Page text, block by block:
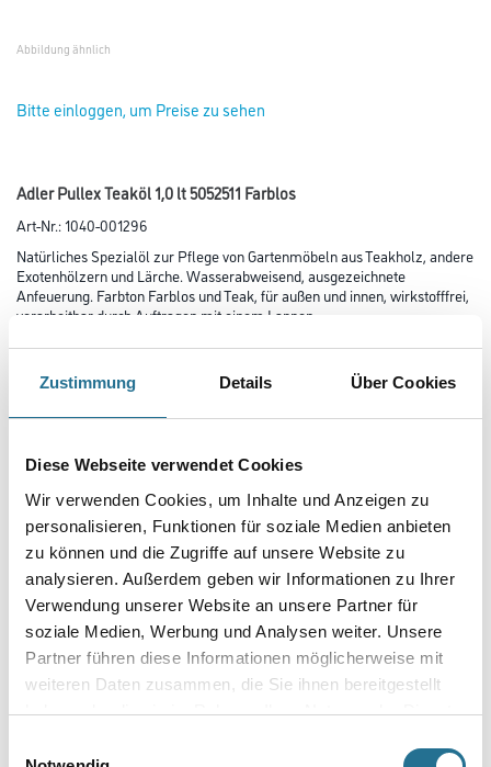
Zustimmung Details Über Cookies
Diese Webseite verwendet Cookies
Wir verwenden Cookies, um Inhalte und Anzeigen zu
personalisieren, Funktionen für soziale Medien anbieten
zu können und die Zugriffe auf unsere Website zu
analysieren. Außerdem geben wir Informationen zu Ihrer
Verwendung unserer Website an unsere Partner für
soziale Medien, Werbung und Analysen weiter. Unsere
Partner führen diese Informationen möglicherweise mit
weiteren Daten zusammen, die Sie ihnen bereitgestellt
haben oder die sie im Rahmen Ihrer Nutzung der Dienste
Abbildung ähnlich
Bitte einloggen, um Preise zu sehen
Adler Pullex Teaköl 1,0 lt 5052511 Farblos
Art-Nr.:1040-001296
Natürliches Spezialöl zur Pflege von Gartenmöbeln aus Teakholz, andere
Exotenhölzern und Lärche. Wasserabweisend, ausgezeichnete
Anfeuerung. Farbton Farblos und Teak, für außen und innen, wirkstofffrei,
verarbeitbar durch Auftragen mit einem Lappen.
Gebinde
Umrechnungsfaktoren